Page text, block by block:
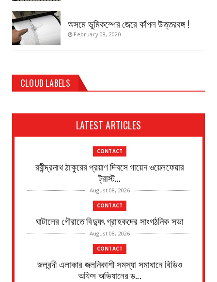
অসমে ভূমিকম্পের জেরে কাঁপল উত্তরবঙ্গ !
February 08, 2020
CLOUD LABELS
LATEST ARTICLES
CONTACT
রবীন্দ্রনাথ ঠাকুরের প্রয়াণ দিবসে গায়েন ওয়েলফেয়ার
ট্রাস্ট...
August 08, 2026
CONTACT
ঘাটালের গৌরাতে বিদ্যুৎ গ্রাহকদের সাংগঠনিক সভা
August 08, 2026
CONTACT
জলবন্দী এলাকার জলনিকাশী সমস্যা সমাধানে বিডিও
অফিস অভিযানের ড...